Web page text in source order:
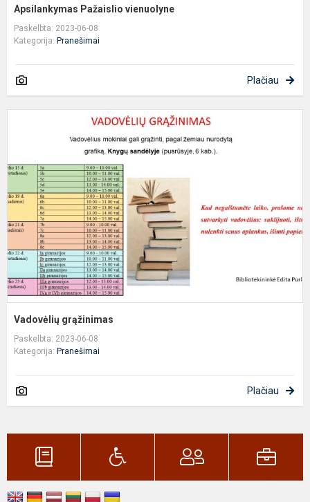
Apsilankymas Pažaislio vienuolyne
Paskelbta: 2023-06-08
Kategorija: Pranešimai
Plačiau
Vadovėlių grąžinimas
Paskelbta: 2023-06-08
Kategorija: Pranešimai
Plačiau